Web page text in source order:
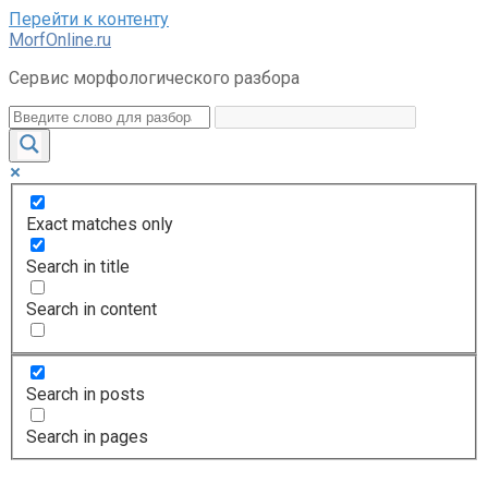
Перейти к контенту
MorfOnline.ru
Сервис морфологического разбора
Exact matches only
Search in title
Search in content
Search in posts
Search in pages